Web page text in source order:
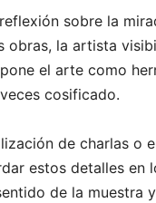
sobre la
obras, la artista
el arte como
cosificado.
de charlas o
estos detalles en
de la muestra